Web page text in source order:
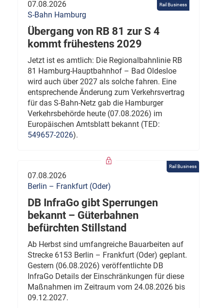
Rail Business
07.08.2026
S-Bahn Hamburg
Übergang von RB 81 zur S 4
kommt frühestens 2029
Jetzt ist es amtlich: Die Regionalbahnlinie RB
81 Hamburg-Hauptbahnhof – Bad Oldesloe
wird auch über 2027 als solche fahren. Eine
entsprechende Änderung zum Verkehrsvertrag
für das S-Bahn-Netz gab die Hamburger
Verkehrsbehörde heute (07.08.2026) im
Europäischen Amtsblatt bekannt (TED:
549657-2026).
Rail Business
07.08.2026
Berlin – Frankfurt (Oder)
DB InfraGo gibt Sperrungen
bekannt – Güterbahnen
befürchten Stillstand
Ab Herbst sind umfangreiche Bauarbeiten auf
Strecke 6153 Berlin – Frankfurt (Oder) geplant.
Gestern (06.08.2026) veröffentlichte DB
InfraGo Details der Einschränkungen für diese
Maßnahmen im Zeitraum vom 24.08.2026 bis
09.12.2027.